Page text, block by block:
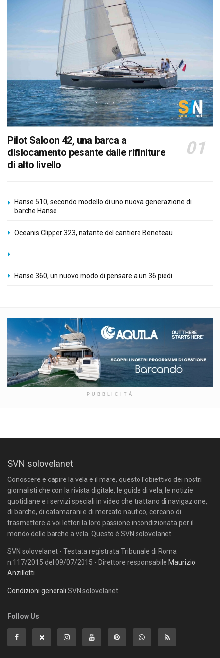
Pilot Saloon 42, una barca a
dislocamento pesante dalle rifiniture
di alto livello
Hanse 510, secondo modello di uno nuova generazione di
barche Hanse
Oceanis Clipper 323, natante del cantiere Beneteau
Hanse 360, un nuovo modo di pensare a un 36 piedi
PUBBLICITÀ
SVN solovelanet
Conoscere e capire la vela e il mare, questo l'obiettivo dei nostri
giornalisti che con la rivista digitale, le guide di vela, le notizie
quotidiane e i servizi speciali in video che trattano di navigazione,
di barche, di catamarani e di mercato nautico, cercano di
trasmettere a voi lettori la loro passione incondizionata per il
mondo delle barche a vela. Questo è SVN solovelanet.
SVN solovelanet - Testata registrata Tribunale di Roma
n.117/2015 del 09/07/2015 - Direttore responsabile Maurizio
Anzillotti
Condizioni generali SVN solovelanet
Follow Us